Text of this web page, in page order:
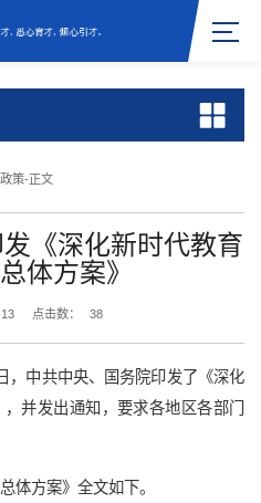
策-正文
《深化新时代教育
体方案》
点击数： 38
，中共中央、国务院印发了《深化
并发出通知，要求各地区各部门
体方案》全文如下。